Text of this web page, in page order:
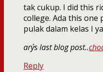
tak cukup. I did this
college. Ada this one
pulak dalam kelas I
ary´s last blog post..
Reply